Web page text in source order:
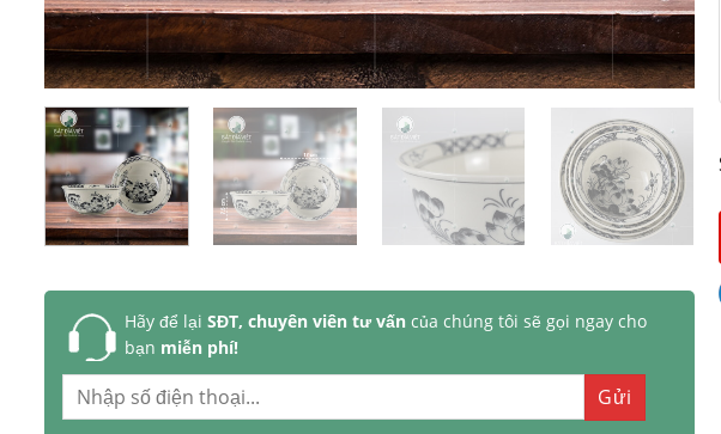
Hãy để lại SĐT, chuyên viên tư vấncủa chúng tôi sẽ gọi ngay cho
bạn miễn phí!